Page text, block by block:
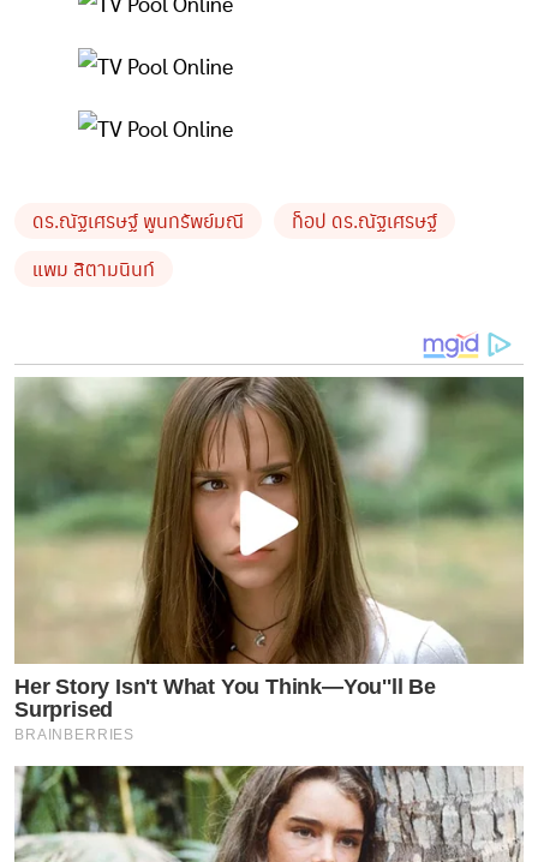
ดร.ณัฐเศรษฐ์ พูนทรัพย์มณี
ท็อป ดร.ณัฐเศรษฐ์
แพม สิตามนินท์
Her Story Isn't What You Think—You''ll Be
Surprised
BRAINBERRIES